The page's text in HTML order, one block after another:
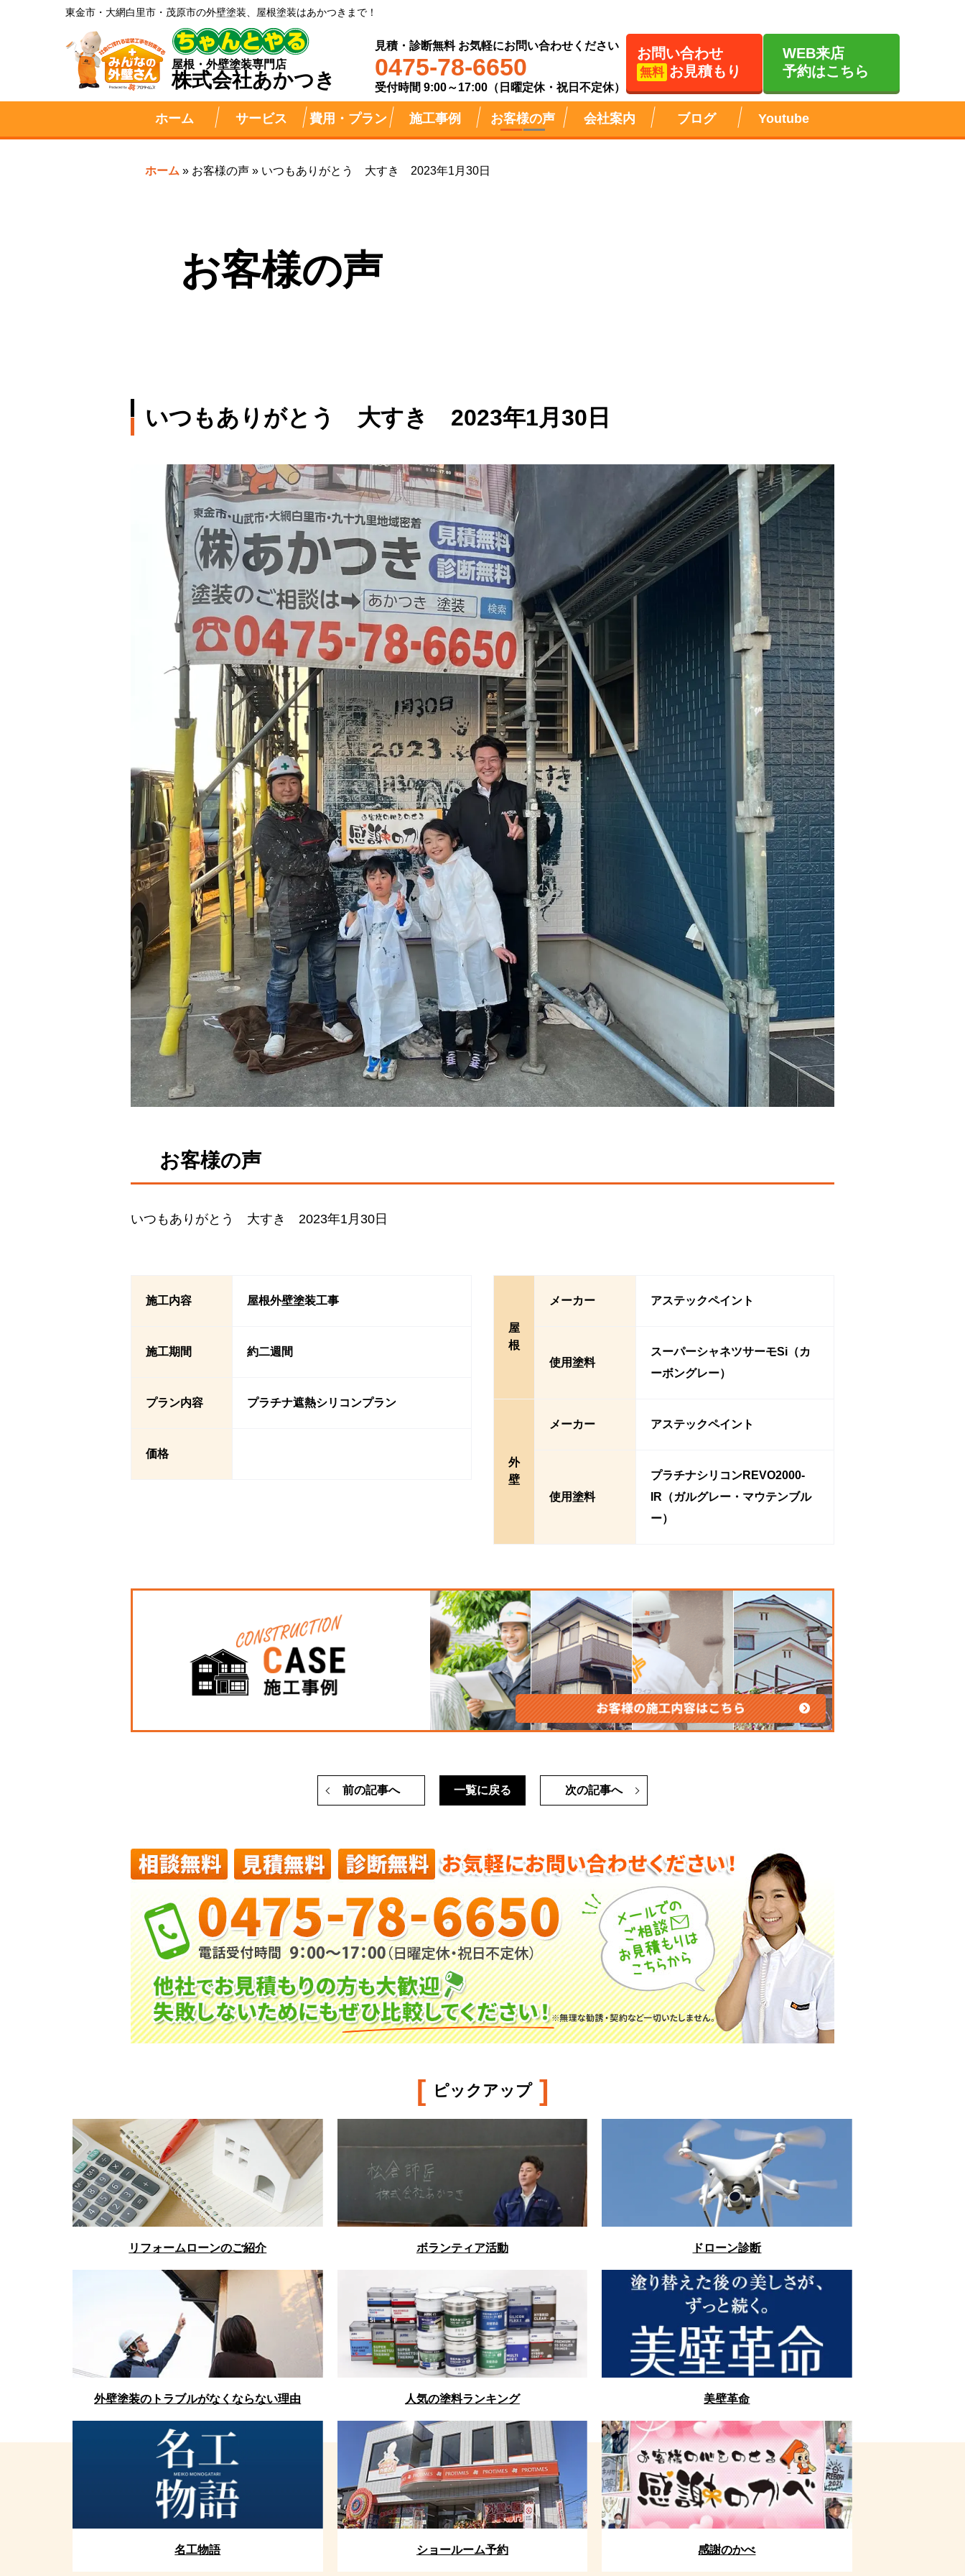
東金市・大網白里市・茂原市の外壁塗装、屋根塗装はあかつきまで！
屋根・外壁塗装専門店
株式会社あかつき
見積・診断無料 お気軽にお問い合わせください
0475-78-6650
受付時間 9:00～17:00（日曜定休・祝日不定休）
お問い合わせ
無料 お見積もり
WEB来店
予約はこちら
ホーム サービス 費用・プラン 施工事例 お客様の声 会社案内 ブログ Youtube
ホーム » お客様の声 » いつもありがとう 大すき 2023年1月30日
お客様の声
いつもありがとう 大すき 2023年1月30日
お客様の声
いつもありがとう 大すき 2023年1月30日
施工内容 屋根外壁塗装工事
施工期間 約二週間
プラン内容 プラチナ遮熱シリコンプラン
価格
屋
根
メーカー アステックペイント
使用塗料
スーパーシャネツサーモSi（カ
ーボングレー）
外
壁
メーカー アステックペイント
使用塗料
プラチナシリコンREVO2000-
IR（ガルグレー・マウテンブル
ー）
前の記事へ 次の記事へ
一覧に戻る
[ ピックアップ ]
リフォームローンのご紹介 ボランティア活動 ドローン診断
外壁塗装のトラブルがなくならない理由 人気の塗料ランキング 美壁革命
名工物語 ショールーム予約 感謝のかべ